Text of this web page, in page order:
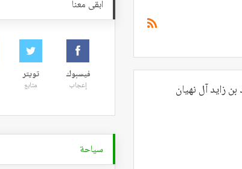
زايد آل نهيان
ابقى معنا
فيسبوك
إعجاب
تويتر
متابع
سياحة